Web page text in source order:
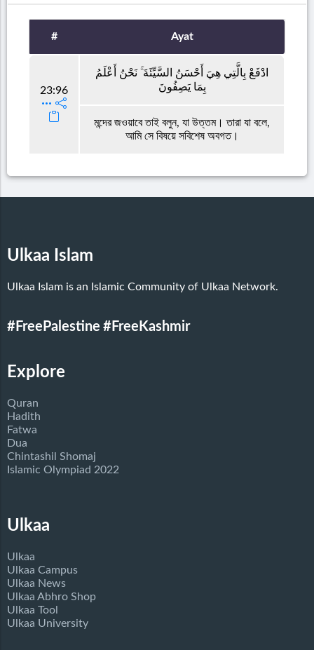
# Ayat
23:96
ادْفَعْ بِالَّتِي هِيَ أَحْسَنُ السَّيِّئَةَ ۚ نَحْنُ أَعْلَمُ
بِمَا يَصِفُونَ
মন্দের জওয়াবে তাই বলুন, যা উত্তম। তারা যা বলে,
আমি সে বিষয়ে সবিশেষ অবগত।
Ulkaa Islam
Ulkaa Islam is an Islamic Community of Ulkaa Network.
#FreePalestine #FreeKashmir
Explore
Quran
Hadith
Fatwa
Dua
Chintashil Shomaj
Islamic Olympiad 2022
Ulkaa
Ulkaa
Ulkaa Campus
Ulkaa News
Ulkaa Abhro Shop
Ulkaa Tool
Ulkaa University